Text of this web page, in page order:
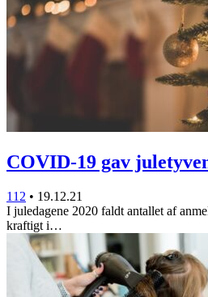
COVID-19 gav
112 • 19.12.21
I juledagene 2020 faldt antallet af
kraftigt i…